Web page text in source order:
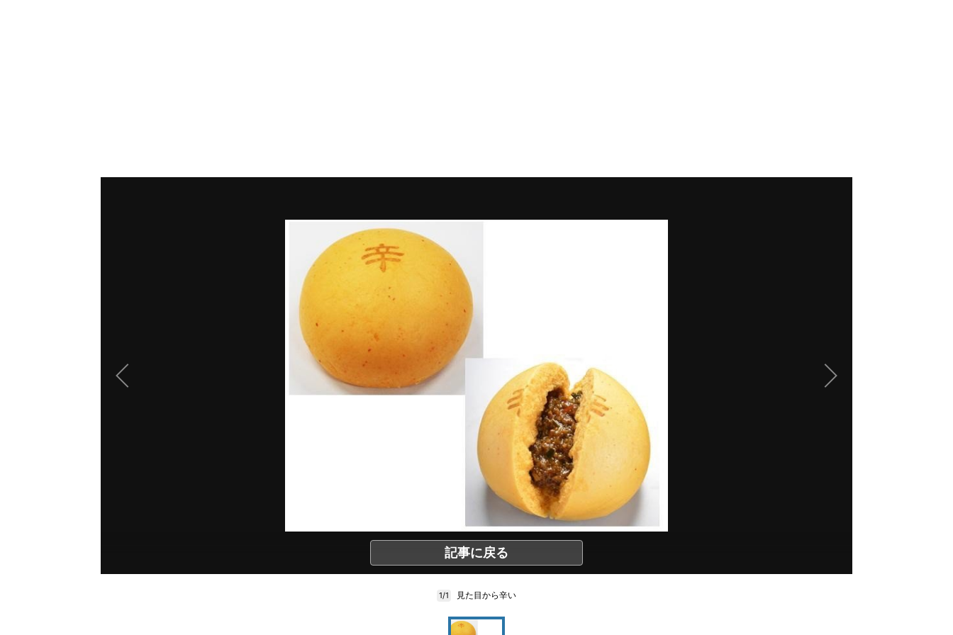
記事に戻る
1/1 見た目から辛い